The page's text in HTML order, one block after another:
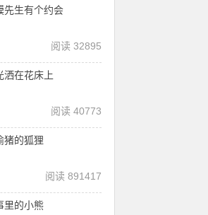
先生有个约会
阅读 32895
洒在花床上
阅读 40773
猪的狐狸
阅读 891417
里的小熊